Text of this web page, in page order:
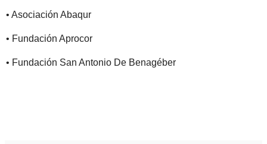
• Asociación Abaqur
• Fundación Aprocor
• Fundación San Antonio De Benagéber